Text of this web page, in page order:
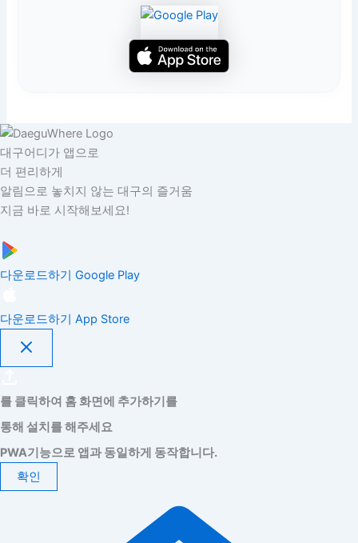
대구어디가 앱으로
더 편리하게
알림으로 놓치지 않는 대구의 즐거움
지금 바로 시작해보세요!
다운로드하기 Google Play
다운로드하기 App Store
를 클릭하여 홈 화면에 추가하기를
통해 설치를 해주세요
PWA기능으로 앱과 동일하게 동작합니다.
확인